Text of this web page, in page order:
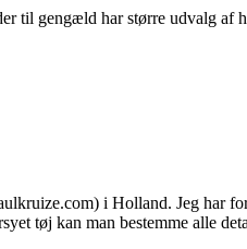
til gengæld har større udvalg af
i Holland. Jeg har
tøj kan man bestemme alle